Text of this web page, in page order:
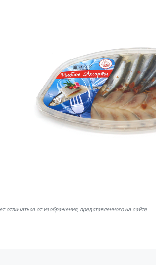
отличаться от изображения, представленного на сайте